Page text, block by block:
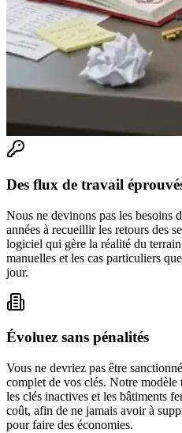
Des flux de travail
Nous ne devinons pas les besoins
années à recueillir les retours des
logiciel qui gère la réalité du
manuelles et les cas particuliers
jour.
Évoluez sans pénalités
Vous ne devriez pas être
complet de vos clés. Notre
les clés inactives et les bâtiments
coût, afin de ne jamais avoir à
pour faire des économies.